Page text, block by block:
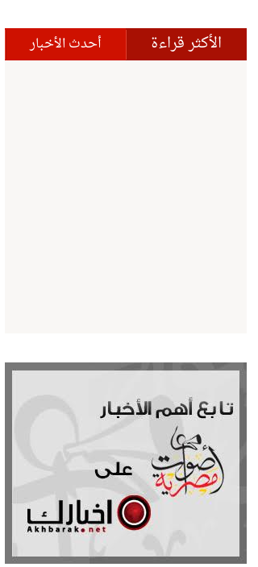
الأكثر قراءة أحدث الأخبار